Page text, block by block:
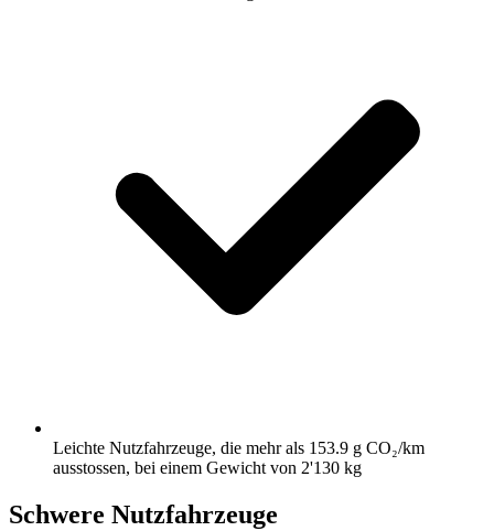
Leichte Nutzfahrzeuge, die mehr als 153.9 g CO₂/km
ausstossen, bei einem Gewicht von 2'130 kg
Schwere Nutzfahrzeuge